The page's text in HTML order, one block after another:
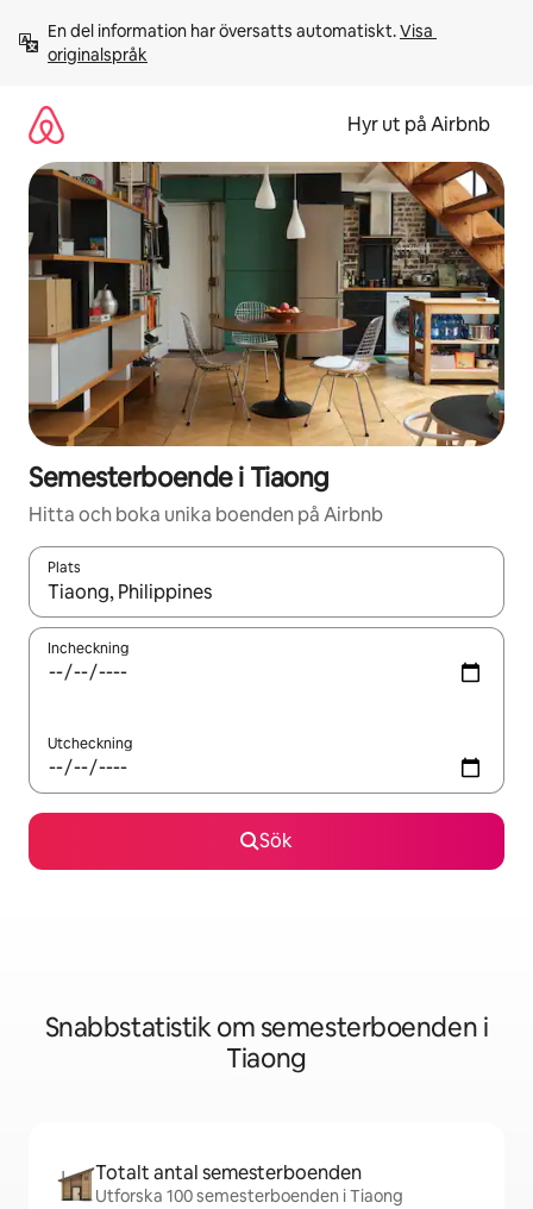
innehåll
En del information har översatts automatiskt. Visa
originalspråk
Hyr ut på Airbnb
Semesterboende i Tiaong
Hitta och boka unika boenden på Airbnb
Plats
När resultaten är tillgängliga kan du navigera med upp- och
Incheckning
Utcheckning
Sök
Snabbstatistik om semesterboenden i
Tiaong
Totalt antal semesterboenden
Utforska 100 semesterboenden i Tiaong